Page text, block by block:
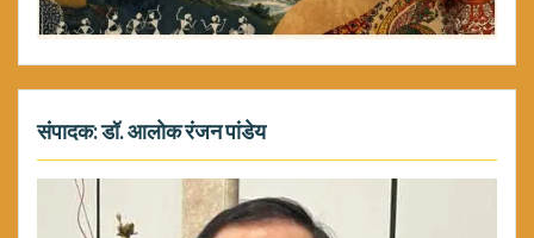
संपादक: डॉ. आलोक रंजन पांडेय